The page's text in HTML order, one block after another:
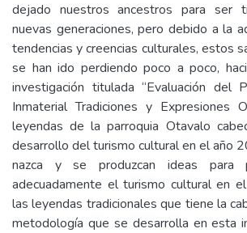
dejado nuestros ancestros para ser
nuevas generaciones, pero debido a la
tendencias y creencias culturales, estos
se han ido perdiendo poco a poco,
investigación titulada “Evaluación del
Inmaterial Tradiciones y Expresiones
leyendas de la parroquia Otavalo
desarrollo del turismo cultural en el año
nazca y se produzcan ideas para
adecuadamente el turismo cultural en
las leyendas tradicionales que tiene la
metodología que se desarrolla en esta